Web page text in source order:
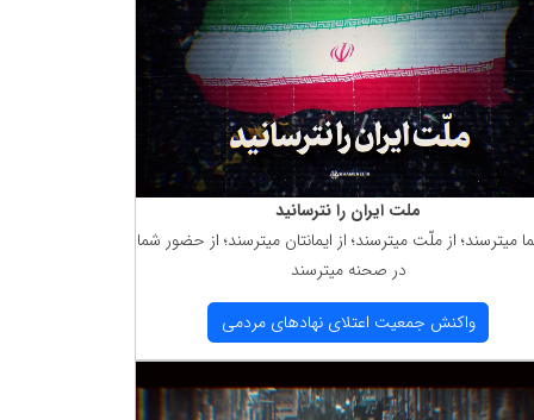
ملت ایران را نترسانید
میترسند؛ از ملّت میترسند؛ از ایمانتان میترسند؛ از حضور شما
در صحنه میترسند
واكنش جمعیت اعتلای نهادهای مردمی